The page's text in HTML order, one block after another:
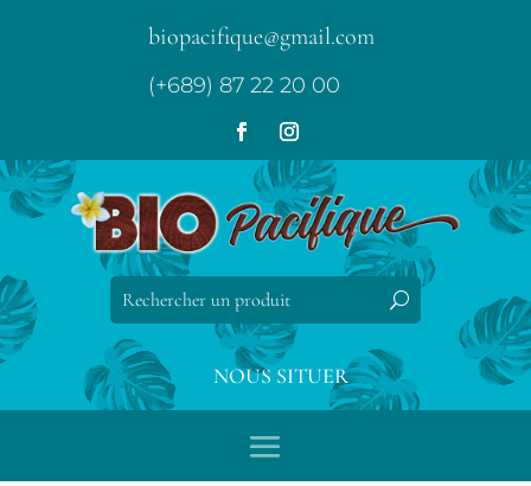
biopacifique@gmail.com
(+689) 87 22 20 00
NOUS SITUER